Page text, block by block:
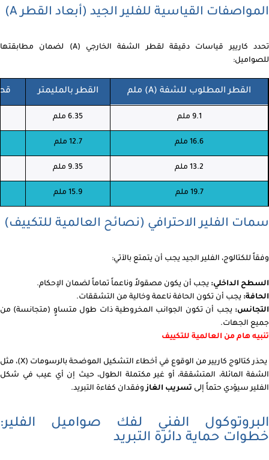
المواصفات القياسية للفلير الجيد (أبعاد القطر A)
تحدد كاريير قياسات دقيقة لقطر الشفة الخارجي (A) لضمان مطابقتها
للصواميل:
القطر المطلوب للشفة (A) ملم القطر بالمليمتر
9.1 ملم 6.35 ملم
16.6 ملم 12.7 ملم
13.2 ملم 9.35 ملم
19.7 ملم 15.9 ملم
سمات الفلير الاحترافي (نصائح العالمية للتكييف)
وفقاً للكتالوج، الفلير الجيد يجب أن يتمتع بالآتي:
السطح الداخلي: يجب أن يكون مصقولاً وناعماً تماماً لضمان الإحكام.
الحافة: يجب أن تكون الحافة ناعمة وخالية من التشققات.
التجانس: يجب أن تكون الجوانب المخروطية ذات طول متساوٍ (متجانسة) من
جميع الجهات.
تنبيه هام من العالمية للتكييف
يحذر كتالوج كاريير من الوقوع في أخطاء التشكيل الموضحة بالرسومات (X)، مثل
الشفة المائلة، المتشققة، أو غير مكتملة الطول، حيث إن أي عيب في شكل
الفلير سيؤدي حتماً إلى تسريب الغاز وفقدان كفاءة التبريد.
البروتوكول الفني لفك صواميل الفلير:
خطوات حماية دائرة التبريد